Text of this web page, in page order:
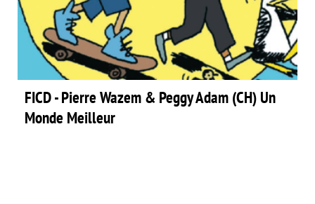
FICD - Pierre Wazem & Peggy Adam (CH) Un
Monde Meilleur